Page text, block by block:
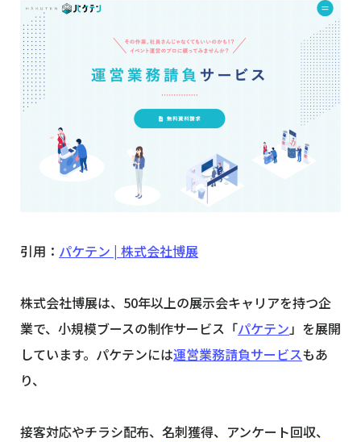
引用： パケテン | 株式会社博展
株式会社博展は、50年以上の展示会キャリアを持つ企
業で、小規模ブースの制作サービス「パケテン」を展開
しています。パケテンには運営業務請負サービスもあ
り、
接客対応やチラシ配布、名刺獲得、アンケート回収、